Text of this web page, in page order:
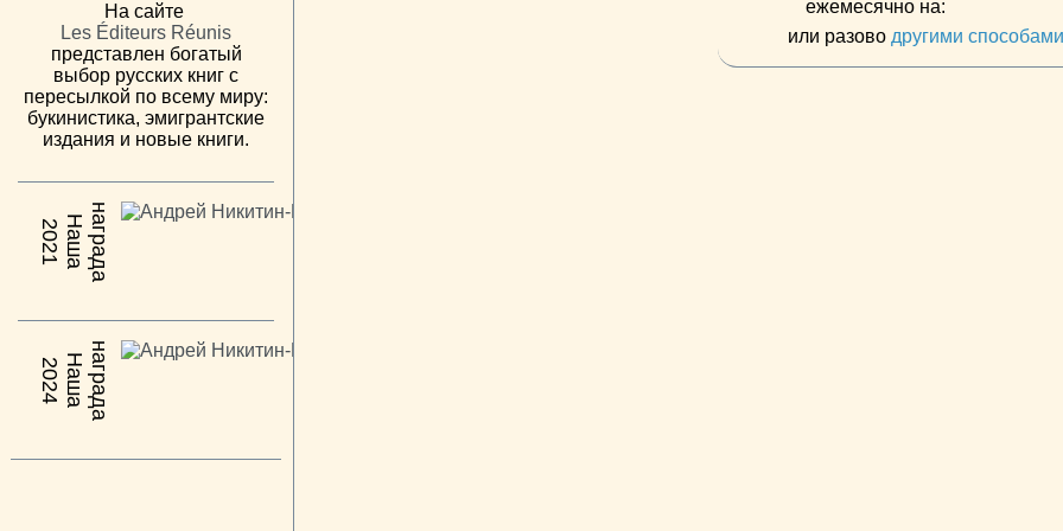
На сайте
Les Éditeurs Réunis
представлен богатый
выбор русских книг с
пересылкой по всему миру:
букинистика, эмигрантские
издания и новые книги.
2021 Н
а
ш
ан
а
г
р
а
да
2024 Н
а
ш
ан
а
г
р
а
да
ежемесячно на:
или разово другими способами